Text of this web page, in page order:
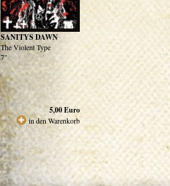
SANITYS DAWN
The Violent Type
7"
5,00Euro
in den Warenkorb